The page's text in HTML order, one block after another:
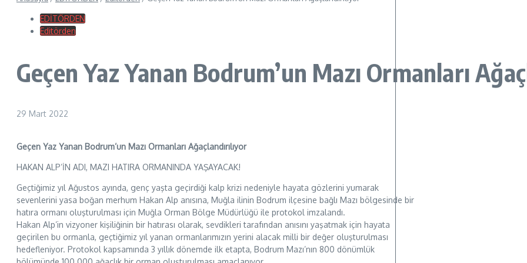
EDİTÖRDEN
Editörden
Geçen Yaz Yanan Bodrum’un Mazı Ormanları
29 Mart 2022
Geçen Yaz Yanan Bodrum’un Mazı Ormanları Ağaçlandırılıyor
HAKAN ALP’İN ADI, MAZI HATIRA ORMANINDA YAŞAYACAK!
Geçtiğimiz yıl Ağustos ayında, genç yaşta geçirdiği kalp krizi nedeniyle hayata gözlerini yumarak
sevenlerini yasa boğan merhum Hakan Alp anısına, Muğla ilinin Bodrum ilçesine bağlı Mazı bölgesinde bir
hatıra ormanı oluşturulması için Muğla Orman Bölge Müdürlüğü ile protokol imzalandı.
Hakan Alp’in vizyoner kişiliğinin bir hatırası olarak, sevdikleri tarafından anısını yaşatmak için hayata
geçirilen bu ormanla, geçtiğimiz yıl yanan ormanlarımızın yerini alacak milli bir değer oluşturulması
hedefleniyor. Protokol kapsamında 3 yıllık dönemde ilk etapta, Bodrum Mazı’nın 800 dönümlük